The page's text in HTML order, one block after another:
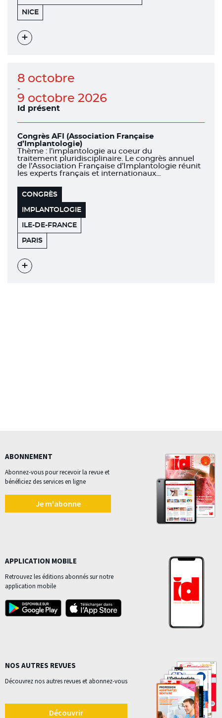
455
PROMENADE
ANGLAIS
NICE
Voir
8 octobre
-
9 octobre 2026
Id présent
Congrès AFI (Association Française
d’Implantologie)
Thème : l’implantologie au coeur du
traitement pluridisciplinaire. Le congrès annuel
de l’Association Française d’Implantologie réunit
les experts français et internationaux...
CONGRÈS
IMPLANTOLOGIE
ILE-DE-FRANCE
ÉTOILE
BUSINESS
PARIS
Voir
ABONNEMENT
Abonnez-vous pour recevoir la revue et
bénéficiez des services en ligne
Je m'abonne
APPLICATION MOBILE
Retrouvez les éditions abonnés sur notre
application mobile
NOS AUTRES REVUES
Découvrez nos autres revues et abonnez-vous
Découvrir